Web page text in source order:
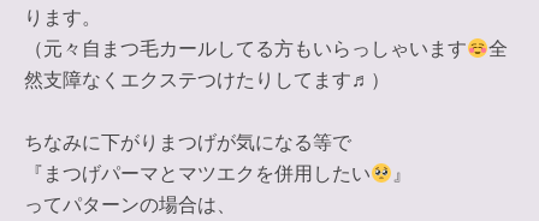
ります。
（元々自まつ毛カールしてる方もいらっしゃいます
全
然支障なくエクステつけたりしてます♬）
ちなみに下がりまつげが気になる等で
『まつげパーマとマツエクを併用したい
』
ってパターンの場合は、